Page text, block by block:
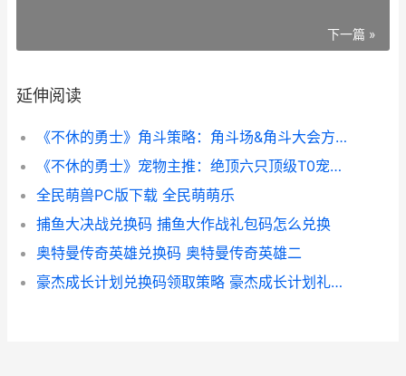
下一篇 »
延伸阅读
《不休的勇士》角斗策略：角斗场&角斗大会方法说明 不休的音苻下载
《不休的勇士》宠物主推：绝顶六只顶级T0宠物主推 不休骑士游戏
全民萌兽PC版下载 全民萌萌乐
捕鱼大决战兑换码 捕鱼大作战礼包码怎么兑换
奥特曼传奇英雄兑换码 奥特曼传奇英雄二
豪杰成长计划兑换码领取策略 豪杰成长计划礼包码